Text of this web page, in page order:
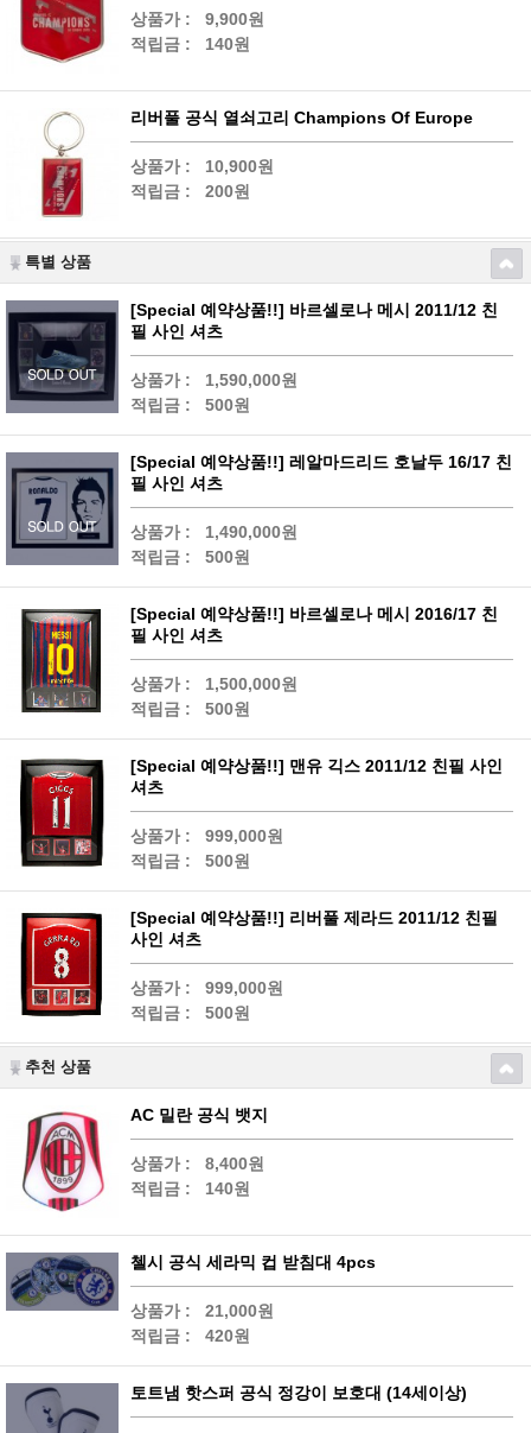
상품가 :
9,900원
적립금 :
140원
리버풀 공식 열쇠고리 Champions Of Europe
상품가 :
10,900원
적립금 :
200원
특별 상품
[Special 예약상품!!] 바르셀로나 메시 2011/12 친
필 사인 셔츠
상품가 :
1,590,000원
적립금 :
500원
[Special 예약상품!!] 레알마드리드 호날두 16/17 친
필 사인 셔츠
상품가 :
1,490,000원
적립금 :
500원
[Special 예약상품!!] 바르셀로나 메시 2016/17 친
필 사인 셔츠
상품가 :
1,500,000원
적립금 :
500원
[Special 예약상품!!] 맨유 긱스 2011/12 친필 사인
셔츠
상품가 :
999,000원
적립금 :
500원
[Special 예약상품!!] 리버풀 제라드 2011/12 친필
사인 셔츠
상품가 :
999,000원
적립금 :
500원
추천 상품
AC 밀란 공식 뱃지
상품가 :
8,400원
적립금 :
140원
첼시 공식 세라믹 컵 받침대 4pcs
상품가 :
21,000원
적립금 :
420원
토트냄 핫스퍼 공식 정강이 보호대 (14세이상)